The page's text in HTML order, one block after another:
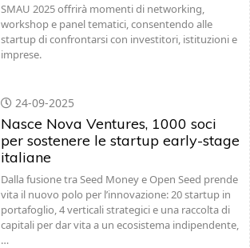
SMAU 2025 offrirà momenti di networking,
workshop e panel tematici, consentendo alle
startup di confrontarsi con investitori, istituzioni e
imprese.
24-09-2025
Nasce Nova Ventures, 1000 soci
per sostenere le startup early-stage
italiane
Dalla fusione tra Seed Money e Open Seed prende
vita il nuovo polo per l’innovazione: 20 startup in
portafoglio, 4 verticali strategici e una raccolta di
capitali per dar vita a un ecosistema indipendente,
…